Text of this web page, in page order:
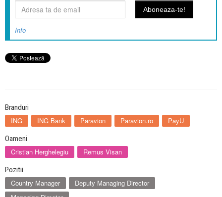
Info
Branduri
ING ING Bank Paravion Paravion.ro PayU
Oameni
Cristian Herghelegiu Remus Visan
Pozitii
Country Manager
Deputy Managing Director